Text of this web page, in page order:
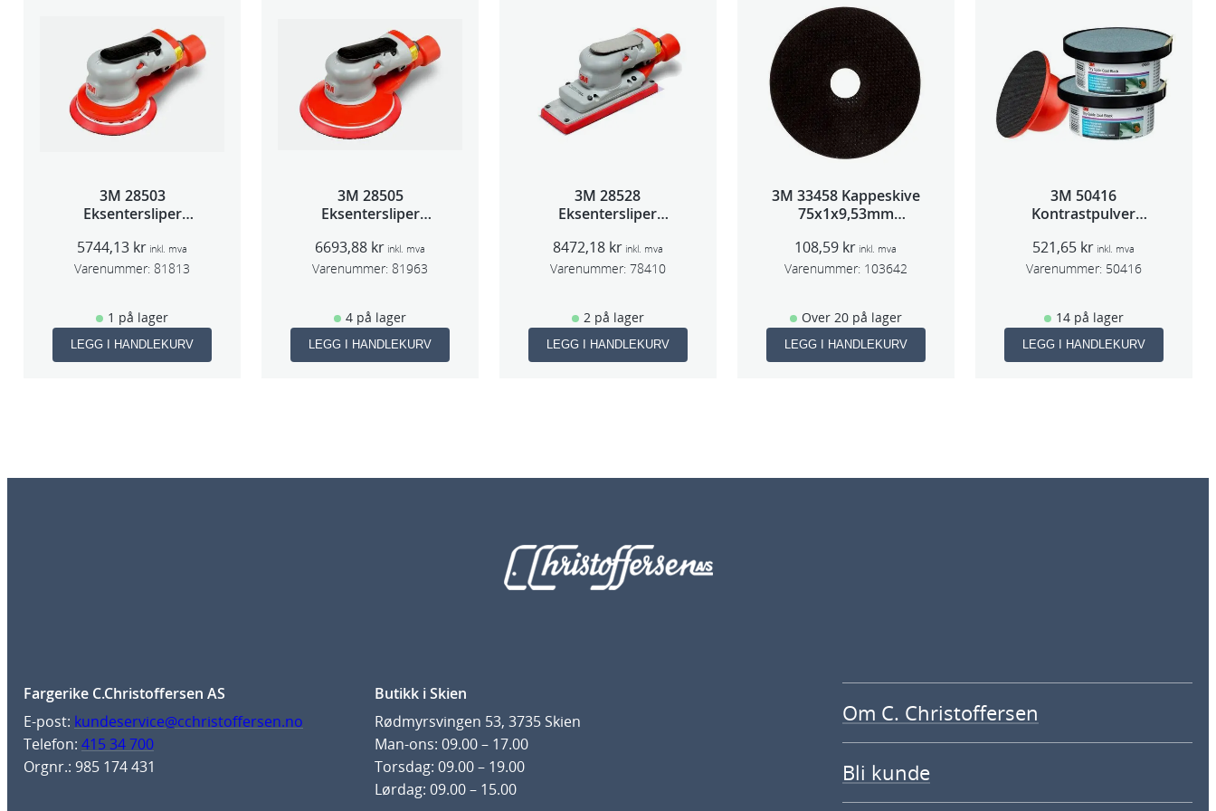
r
i
2
a
n
t
a
l
3M 28503
Eksentersliper
slag 75mm
5744,13 kr inkl. mva
Varenummer: 81813
1 på lager
LEGG I HANDLEKURV
3M 28505
Eksentersliper
slag 75mm
6693,88 kr inkl. mva
Varenummer: 81963
4 på lager
LEGG I HANDLEKURV
3M 28528
Eksentersliper
slag 70×198
8472,18 kr inkl. mva
Varenummer: 78410
2 på lager
LEGG I HANDLEKURV
3M 33458 Kappeskive
75x1x9,53mm
108,59 kr inkl. mva
Varenummer: 103642
Over 20 på lager
LEGG I HANDLEKURV
3M 50416
Kontrastpulver
521,65 kr inkl. mva
Varenummer: 50416
14 på lager
LEGG I HANDLEKURV
Fargerike C.Christoffersen AS
E-post: kundeservice@cchristoffersen.no
Telefon: 415 34 700
Orgnr.: 985 174 431
Butikk i Skien
Rødmyrsvingen 53, 3735 Skien
Man-ons: 09.00 – 17.00
Torsdag: 09.00 – 19.00
Lørdag: 09.00 – 15.00
Om C. Christoffersen
Bli kunde